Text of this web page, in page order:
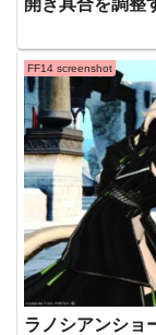
FF14 screenshot
ラノシアンショ